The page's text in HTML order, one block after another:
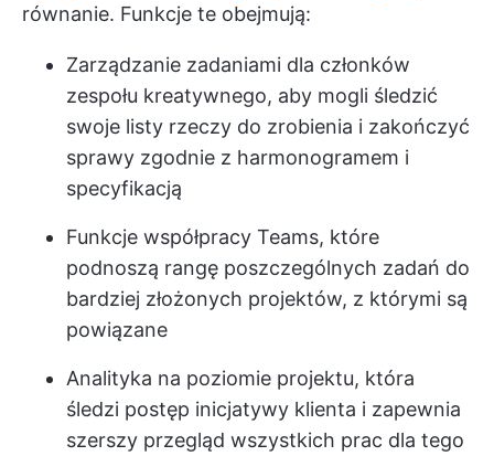
równanie. Funkcje te obejmują:
Zarządzanie zadaniami dla członków
zespołu kreatywnego, aby mogli śledzić
swoje listy rzeczy do zrobienia i zakończyć
sprawy zgodnie z harmonogramem i
specyfikacją
Funkcje współpracy Teams, które
podnoszą rangę poszczególnych zadań do
bardziej złożonych projektów, z którymi są
powiązane
Analityka na poziomie projektu, która
śledzi postęp inicjatywy klienta i zapewnia
szerszy przegląd wszystkich prac dla tego